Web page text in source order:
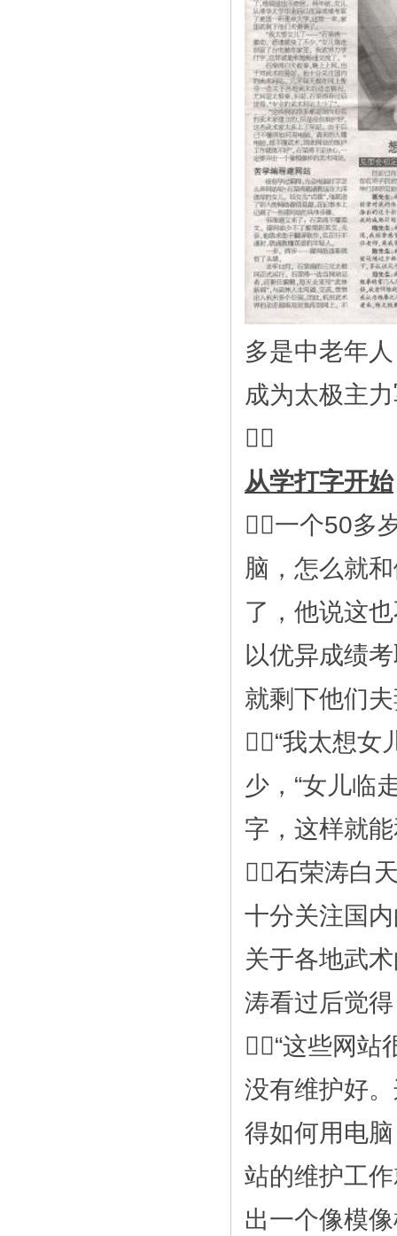
多是中老年
成为太极主

从学打字开始
一个50多
脑，怎么就
了，他说这
以优异成绩
就剩下他们
“我太想
少，“女儿临
字，这样就
石荣涛白
十分关注国
关于各地武
涛看过后觉
“这些网站
没有维护好
得如何用电
站的维护工
出一个像模